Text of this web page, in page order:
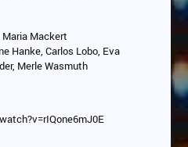
Mackert
Hanke, Carlos Lobo, Eva
Merle Wasmuth